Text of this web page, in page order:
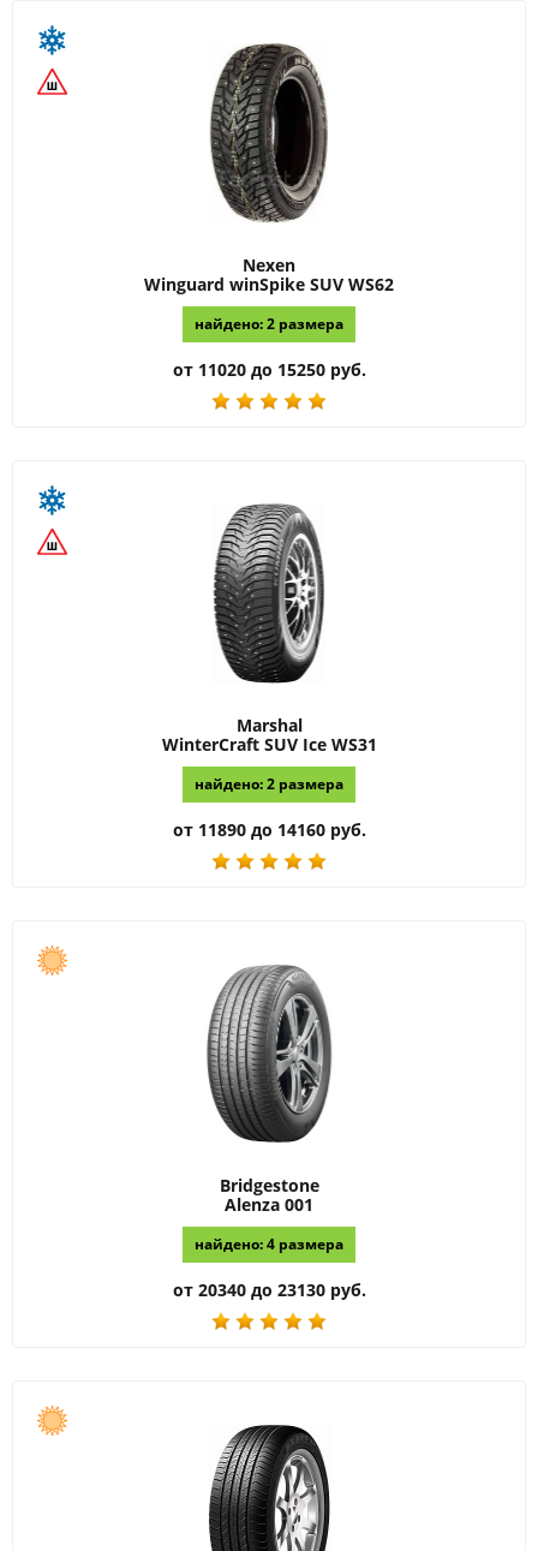
Nexen
Winguard winSpike SUV WS62
найдено: 2 размера
от 11020 до 15250 руб.
Marshal
WinterCraft SUV Ice WS31
найдено: 2 размера
от 11890 до 14160 руб.
Bridgestone
Alenza 001
найдено: 4 размера
от 20340 до 23130 руб.